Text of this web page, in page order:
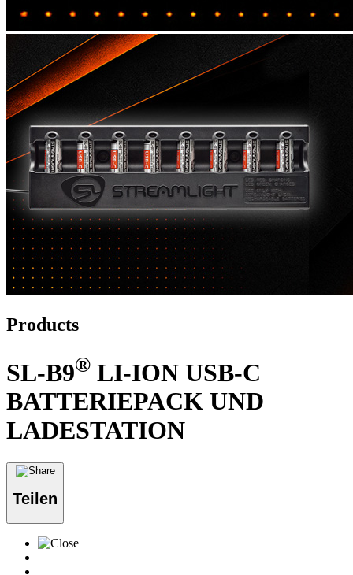
Products
SL-B9® LI-ION USB-C
BATTERIEPACK UND
LADESTATION
Teilen